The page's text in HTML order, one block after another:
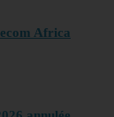
Africa